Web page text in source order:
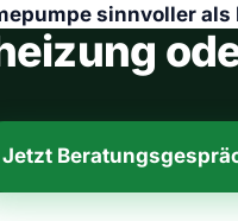
sinnvoller als
Jetzt